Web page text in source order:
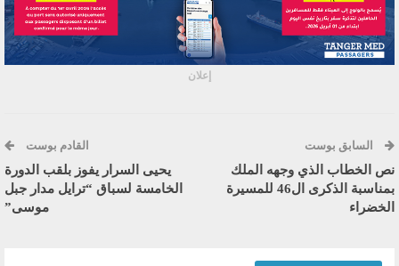
إعلان
السابق بوست
نص الخطاب الذي وجهه الملك
بمناسبة الذكرى ال46 للمسيرة
الخضراء
القادم بوست
يحيى السرار يفوز بلقب الدورة
الخامسة لسباق “ترايل مدار جبل
موسى”